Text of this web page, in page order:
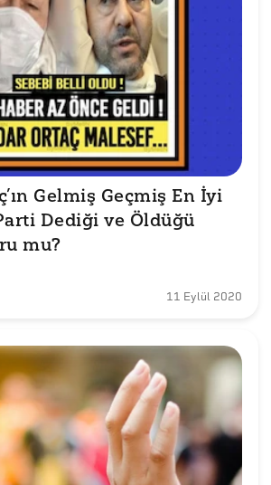
Gelmiş Geçmiş En İyi
Dediği ve Öldüğü
mu?
11 Eylül 2020